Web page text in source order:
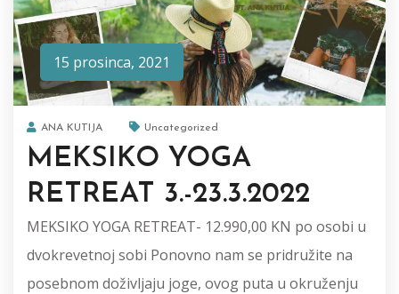
15 prosinca, 2021
ANA KUTIJA Uncategorized
MEKSIKO YOGA
RETREAT 3.-23.3.2022
MEKSIKO YOGA RETREAT- 12.990,00 KN po osobi u
dvokrevetnoj sobi Ponovno nam se pridružite na
posebnom doživljaju joge, ovog puta u okruženju